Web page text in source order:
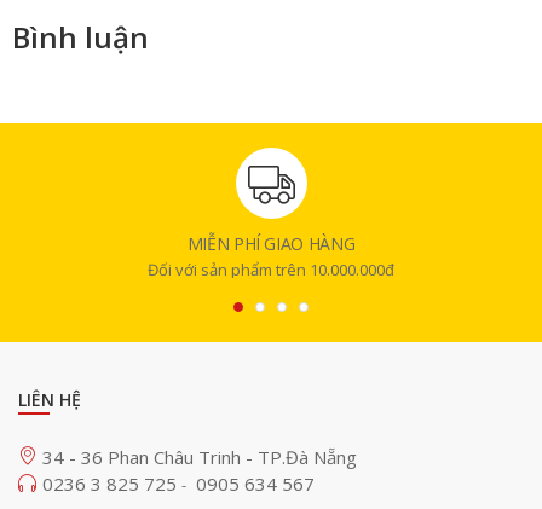
Bình luận
MIỄN PHÍ GIAO HÀNG
Đối với sản phẩm trên 10.000.000đ
LIÊN HỆ
34 - 36 Phan Châu Trinh - TP.Đà Nẵng
0236 3 825 725 - 0905 634 567